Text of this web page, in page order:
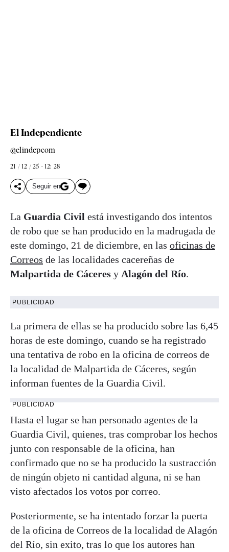
El Independiente
@elindepcom
21 / 12 / 25 - 12: 28
Seguir en
La Guardia Civil está investigando dos intentos
de robo que se han producido en la madrugada de
este domingo, 21 de diciembre, en las oficinas de
Correos de las localidades cacereñas de
Malpartida de Cáceres y Alagón del Río.
PUBLICIDAD
La primera de ellas se ha producido sobre las 6,45
horas de este domingo, cuando se ha registrado
una tentativa de robo en la oficina de correos de
la localidad de Malpartida de Cáceres, según
informan fuentes de la Guardia Civil.
PUBLICIDAD
Hasta el lugar se han personado agentes de la
Guardia Civil, quienes, tras comprobar los hechos
junto con responsable de la oficina, han
confirmado que no se ha producido la sustracción
de ningún objeto ni cantidad alguna, ni se han
visto afectados los votos por correo.
Posteriormente, se ha intentado forzar la puerta
de la oficina de Correos de la localidad de Alagón
del Río, sin exito, tras lo que los autores han